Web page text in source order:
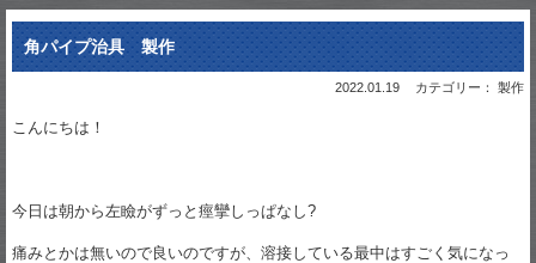
角パイプ治具 製作
2022.01.19 カテゴリー： 製作
こんにちは！
今日は朝から左瞼がずっと痙攣しっぱなし?
痛みとかは無いので良いのですが、溶接している最中はすごく気になっ